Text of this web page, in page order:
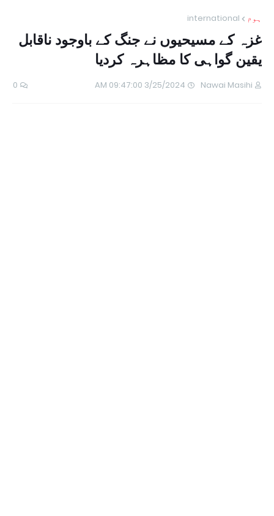
ہوم international
غزہ کے مسیحیوں نے جنگ کے باوجود ناقابل
یقین گواہی کا مظاہرہ کردیا
Nawai Masihi
3/25/2024 09:47:00 AM
0